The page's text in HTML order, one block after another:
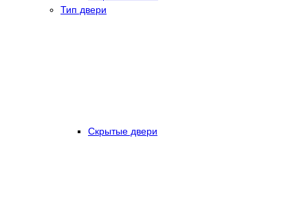
Тип двери
Скрытые двери